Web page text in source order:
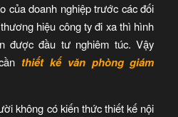
của doanh nghiệp trước các đối
hiệu công ty đi xa thì hình
được đầu tư nghiêm túc. Vậy
thiết kế văn phòng giám
không có kiến thức thiết kế nội